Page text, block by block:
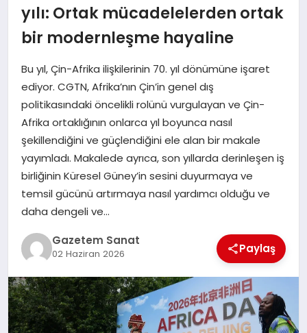
YAŞAM
EKONOMI
SAĞLIK
DÜNYA
EĞITIM
yılı: Ortak mücadelelerden ortak
bir modernleşme hayaline
Bu yıl, Çin-Afrika ilişkilerinin 70. yıl dönümüne işaret
ediyor. CGTN, Afrika’nın Çin’in genel dış
politikasındaki öncelikli rolünü vurgulayan ve Çin-
Afrika ortaklığının onlarca yıl boyunca nasıl
şekillendiğini ve güçlendiğini ele alan bir makale
yayımladı. Makalede ayrıca, son yıllarda derinleşen iş
birliğinin Küresel Güney’in sesini duyurmaya ve
temsil gücünü artırmaya nasıl yardımcı olduğu ve
daha dengeli ve…
Gazetem Sanat
02 Haziran 2026 Paylaş